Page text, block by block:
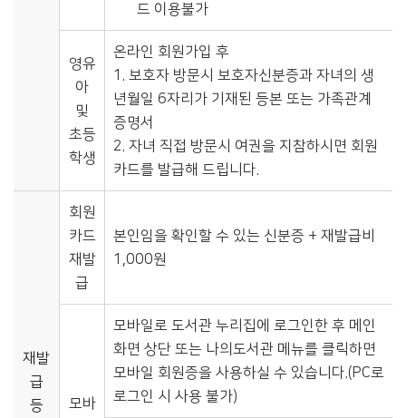
드 이용불가
영유
아
및
초등
학생
온라인 회원가입 후
1. 보호자 방문시 보호자신분증과 자녀의 생
년월일 6자리가 기재된 등본 또는 가족관계
증명서
2. 자녀 직접 방문시 여권을 지참하시면 회원
카드를 발급해 드립니다.
재발
급
등
회원
카드
재발
급
본인임을 확인할 수 있는 신분증 + 재발급비
1,000원
모바
모바일로 도서관 누리집에 로그인한 후 메인
화면 상단 또는 나의도서관 메뉴를 클릭하면
모바일 회원증을 사용하실 수 있습니다.(PC로
로그인 시 사용 불가)